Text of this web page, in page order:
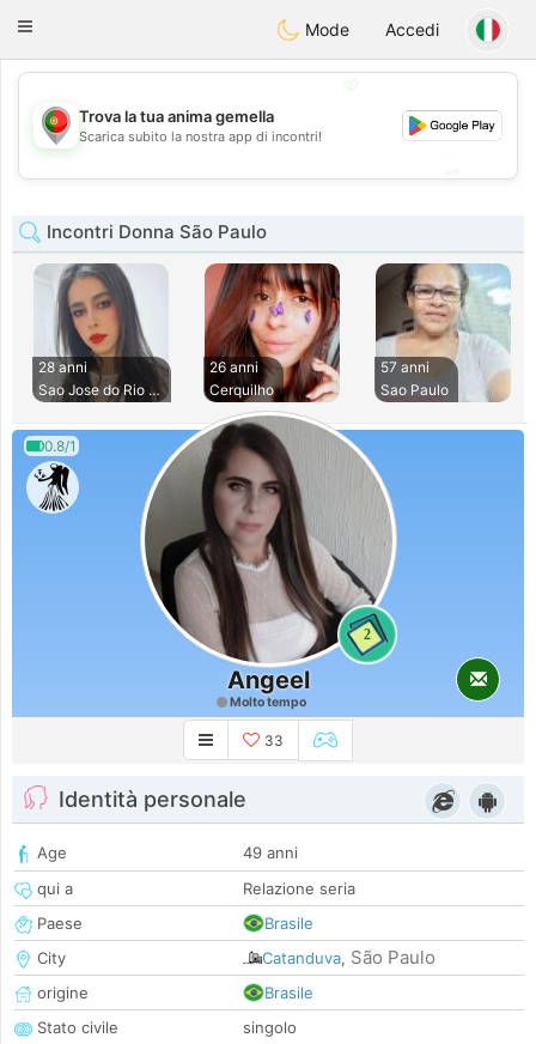
Portugues
Toggle
Mode Accedi
💖
💕
Trova la tua anima gemella
Scarica subito la nostra app di incontri!
Incontri Donna São Paulo
28 anni
Sao Jose do Rio Pr
26 anni
Cerquilho
57 anni
Sao Paulo
0.8/1
2
Angeel
Molto tempo
33
Identità personale
Age
49 anni
qui a
Relazione seria
Paese
Brasile
City
Catanduva, São Paulo
origine
Brasile
Stato civile
singolo